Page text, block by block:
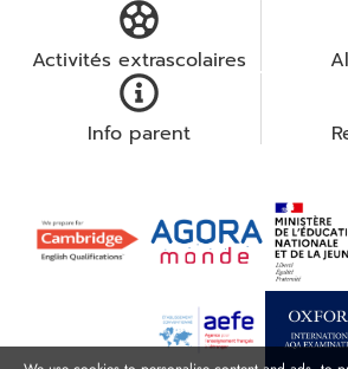
Activités extrascolaires
Info parent